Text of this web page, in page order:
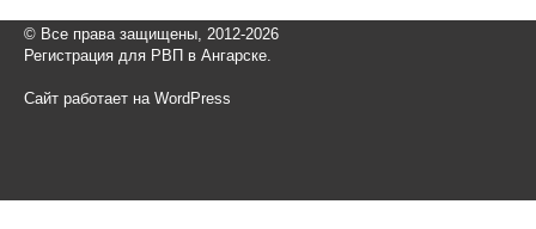
© Все права защищены, 2012-2026
Регистрация для РВП в Ангарске.
Сайт работает на WordPress